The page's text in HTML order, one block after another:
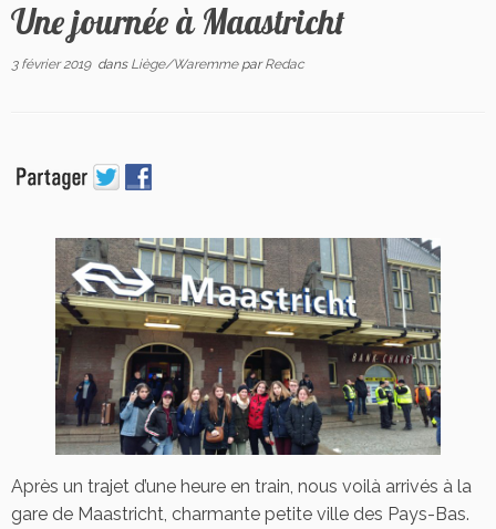
Une journée à Maastricht
3 février 2019dans Liège/Waremme parRedac
Après un trajet d’une heure en train, nous voilà arrivés à la
gare de Maastricht, charmante petite ville des Pays-Bas.